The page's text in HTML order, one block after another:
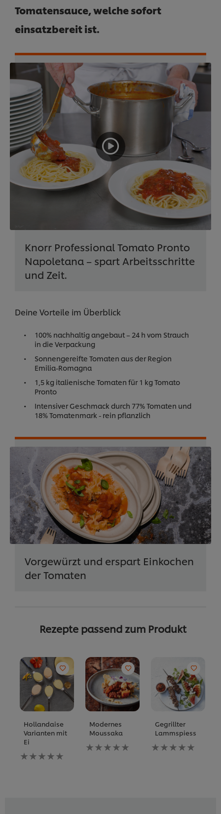
Tomatensauce, welche sofort
einsatzbereit ist.
Knorr Professional Tomato Pronto
Napoletana – spart Arbeitsschritte
und Zeit.
Deine Vorteile im Überblick
100% nachhaltig angebaut – 24 h vom Strauch
in die Verpackung
Sonnengereifte Tomaten aus der Region
Emilia-Romagna
1,5 kg italienische Tomaten für 1 kg Tomato
Pronto
Intensiver Geschmack durch 77% Tomaten und
18% Tomatenmark - rein pflanzlich
Vorgewürzt und erspart Einkochen
der Tomaten
Rezepte passend zum Produkt
Hollandaise
Varianten mit
Ei
Keine
Bewertungen
Modernes
Moussaka
Keine
Bewertungen
Gegrillter
Lammspiess
Keine
Bewertungen